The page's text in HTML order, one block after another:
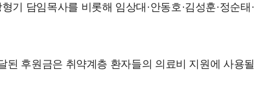
담임목사를 비롯해 임상대·안동호·김성훈·정순태·
후원금은 취약계층 환자들의 의료비 지원에 사용될